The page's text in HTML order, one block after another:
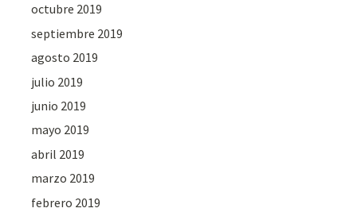
octubre 2019
septiembre 2019
agosto 2019
julio 2019
junio 2019
mayo 2019
abril 2019
marzo 2019
febrero 2019